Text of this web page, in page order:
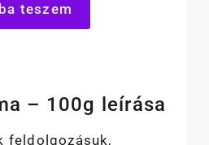
teszem
– 100g leírása
feldolgozásuk,